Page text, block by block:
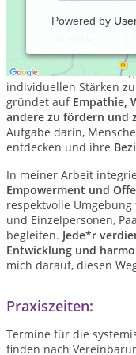
Powered by
systemische
ich Menschen bei der
individuellen Stärken
gründet auf Empathie,
andere zu fördern und
Aufgabe darin,
entdecken und ihre
In meiner Arbeit
Empowerment und
respektvolle
und Einzelpersonen,
begleiten. Jede*r
Entwicklung und
mich darauf, diesen
Praxiszeiten:
Termine für die
finden nach